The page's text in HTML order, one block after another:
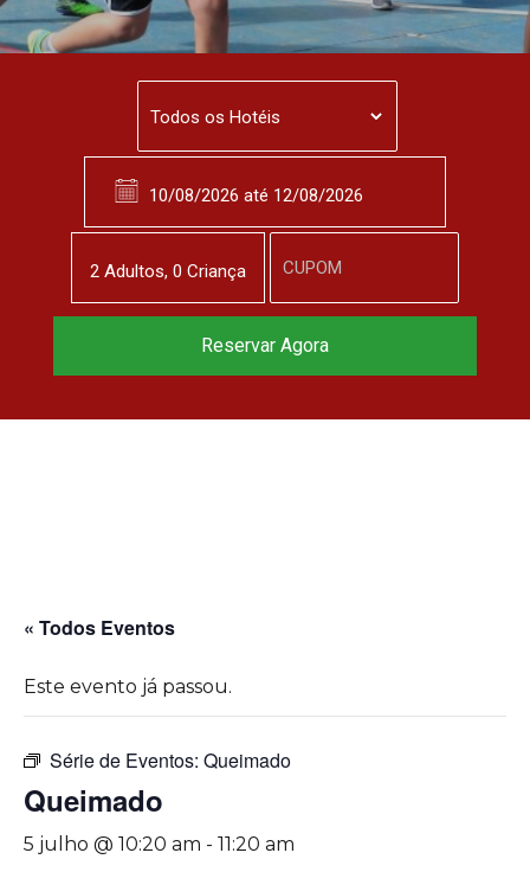
« Todos Eventos
Este evento já passou.
Série de Eventos: Queimado
Queimado
5 julho @ 10:20 am - 11:20 am
2 Adultos, 0 Criança
Reservar Agora